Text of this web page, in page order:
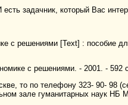
задачник, который Вас
с решениями [Text] : пособие
с решениями. - 2001. - 592
то по телефону 323- 90- 98
зале гуманитарных наук НБ